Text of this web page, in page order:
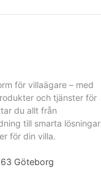
för villaägare – med
och tjänster för
du allt från
till smarta lösningar
för din villa.
Göteborg